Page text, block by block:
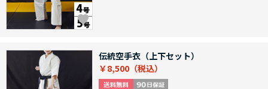
伝統空手衣（上下セット）
￥8,500